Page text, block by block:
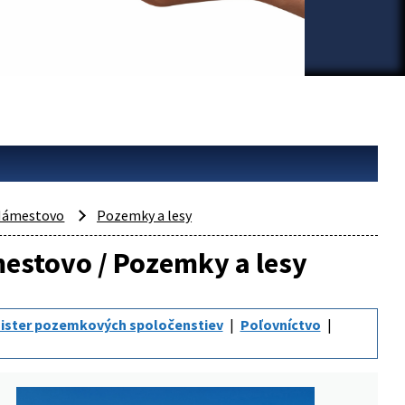
Pozemky a lesy
/ Pozemky a lesy
pozemkových spoločenstiev
Poľovníctvo